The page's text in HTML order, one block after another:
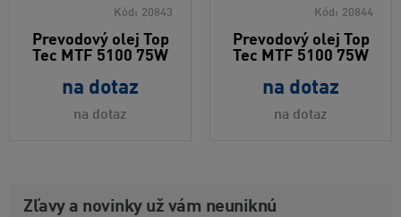
Kód: 20843
Prevodový olej Top
Tec MTF 5100 75W
na dotaz
na dotaz
Kód: 20844
Prevodový olej Top
Tec MTF 5100 75W
na dotaz
na dotaz
Zľavy a novinky už vám neuniknú